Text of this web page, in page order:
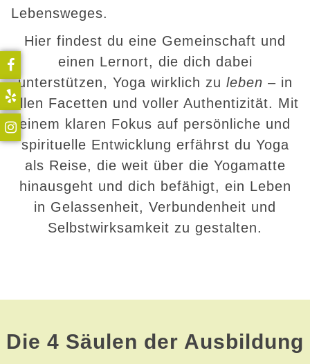
Lebensweges.
Hier findest du eine Gemeinschaft und
einen Lernort, die dich dabei
unterstützen, Yoga wirklich zu leben – in
allen Facetten und voller Authentizität. Mit
einem klaren Fokus auf persönliche und
spirituelle Entwicklung erfährst du Yoga
als Reise, die weit über die Yogamatte
hinausgeht und dich befähigt, ein Leben
in Gelassenheit, Verbundenheit und
Selbstwirksamkeit zu gestalten.
Die 4 Säulen der Ausbildung